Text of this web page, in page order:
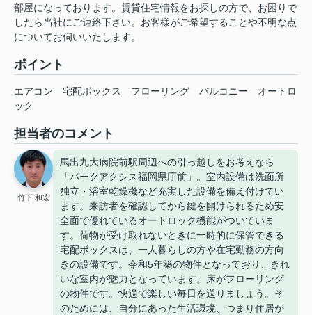
部屋になっております。賃貸住宅情報をお探しの方で、お困りで
したら当社にご連絡下さい。お客様がご希望することや不明な点
についてお伺いいたします。
ポイント
エアコン 宅配ボックス フローリング バルコニー
オートロ
ック
担当者のコメント
竹下 和宏
馬出九大病院前駅周辺への引っ越しをお考えなら
「パークアクシス福岡県庁前」。室内設備は洗面所
独立・浴室乾燥機など充実した設備を備え付けてい
ます。来訪者を確認してから鍵を開けられるため安
全面で優れているオートロック機能がついていま
す。荷物が受け取れないときに一時的に保管できる
宅配ボックスは、一人暮らしの方や在宅勤務の方向
きの設備です。令和5年築の物件となっており、きれ
いな室内が魅力となっています。床がフローリング
の物件です。快適で楽しい毎日を送りましょう。そ
のためには、自分にあった生活環境、つまり住居が